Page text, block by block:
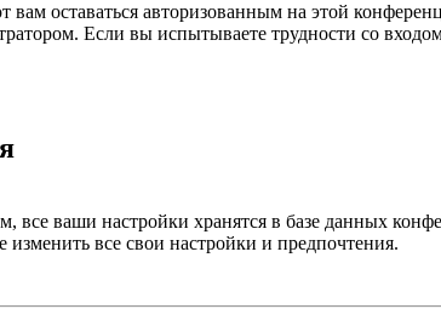
вам оставаться авторизованным на этой
Если вы испытываете трудности со
все ваши настройки хранятся в базе данных
все свои настройки и предпочтения.